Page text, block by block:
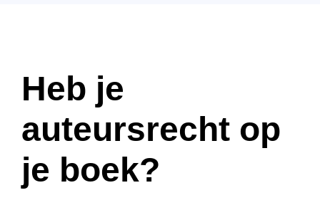
Heb je
auteursrecht op
je boek?